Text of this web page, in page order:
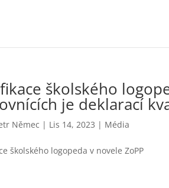
školského
je deklarací
Němec | Lis 14, 2023 | Média
školského logopeda v novele ZoPP